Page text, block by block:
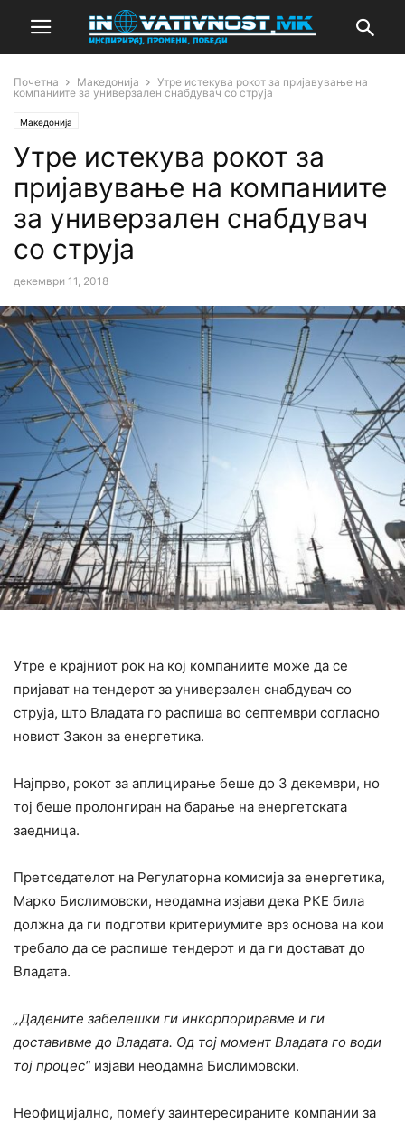
Почетна Македонија
Утре истекува рокот за пријавување на
компаниите за универзален снабдувач со струја
Македонија
Утре истекува рокот за
пријавување на компаниите
за универзален снабдувач
со струја
декември 11, 2018
Утре е крајниот рок на кој компаниите може да се
пријават на тендерот за универзален снабдувач со
струја, што Владата го распиша во септември согласно
новиот Закон за енергетика.
Најпрво, рокот за аплицирање беше до 3 декември, но
тој беше пролонгиран на барање на енергетската
заедница.
Претседателот на Регулаторна комисија за енергетика,
Марко Бислимовски, неодамна изјави дека РКЕ била
должна да ги подготви критериумите врз основа на кои
требало да се распише тендерот и да ги достават до
Владата.
„Дадените забелешки ги инкорпориравме и ги
доставивме до Владата. Од тој момент Владата го води
тој процес“изјави неодамна Бислимовски.
Неофицијално, помеѓу заинтересираните компании за